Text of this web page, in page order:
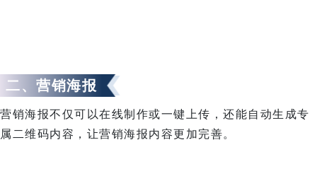
二、营销海报
营销海报不仅可以在线制作或一键上传，还能自动生成专
属二维码内容，让营销海报内容更加完善。